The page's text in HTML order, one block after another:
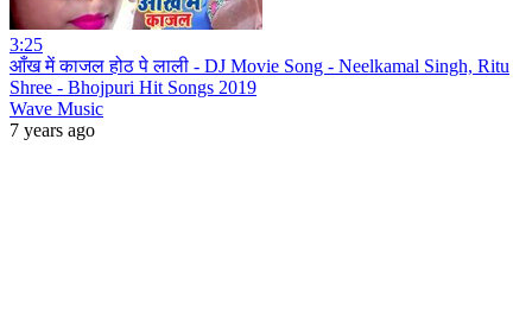
3:25
आँख में काजल होठ पे लाली - DJ Movie Song - Neelkamal Singh, Ritu
Shree - Bhojpuri Hit Songs 2019
Wave Music
7 years ago